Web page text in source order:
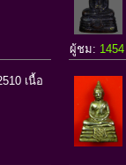
ผู้ชม: 1454
เนื้อ